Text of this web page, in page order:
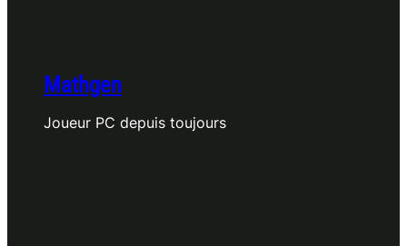
Mathgen
Joueur PC depuis toujours